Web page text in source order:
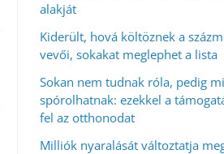
alakját
Kiderült, hová költöznek a
vevői, sokakat meglephet a lista
Sokan nem tudnak róla, pedig
spórolhatnak: ezekkel a
fel az otthonodat
Milliók nyaralását változtatja